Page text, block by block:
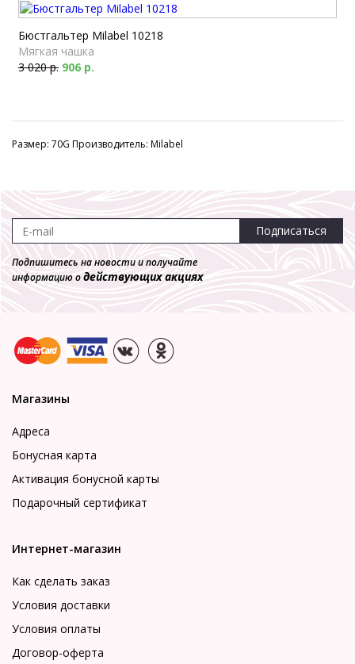
Бюстгальтер Milabel 10218
Мягкая чашка
3 020 р. 906 р.
Размер: 70G Производитель: Milabel
Подписаться
Подпишитесь на новости и получайте
информацию одействующих акциях
Магазины
Адреса
Бонусная карта
Активация бонусной карты
Подарочный сертификат
Интернет-магазин
Как сделать заказ
Условия доставки
Условия оплаты
Договор-оферта